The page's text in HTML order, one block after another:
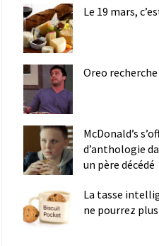
Le 19 mars,
Oreo
McDonald’s
d’anthologie
un père décédé
La tasse
ne pourrez